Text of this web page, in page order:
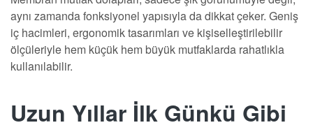
aynı zamanda fonksiyonel yapısıyla da dikkat çeker. Geniş
iç hacimleri, ergonomik tasarımları ve kişiselleştirilebilir
ölçüleriyle hem küçük hem büyük mutfaklarda rahatlıkla
kullanılabilir.
Uzun Yıllar İlk Günkü Gibi